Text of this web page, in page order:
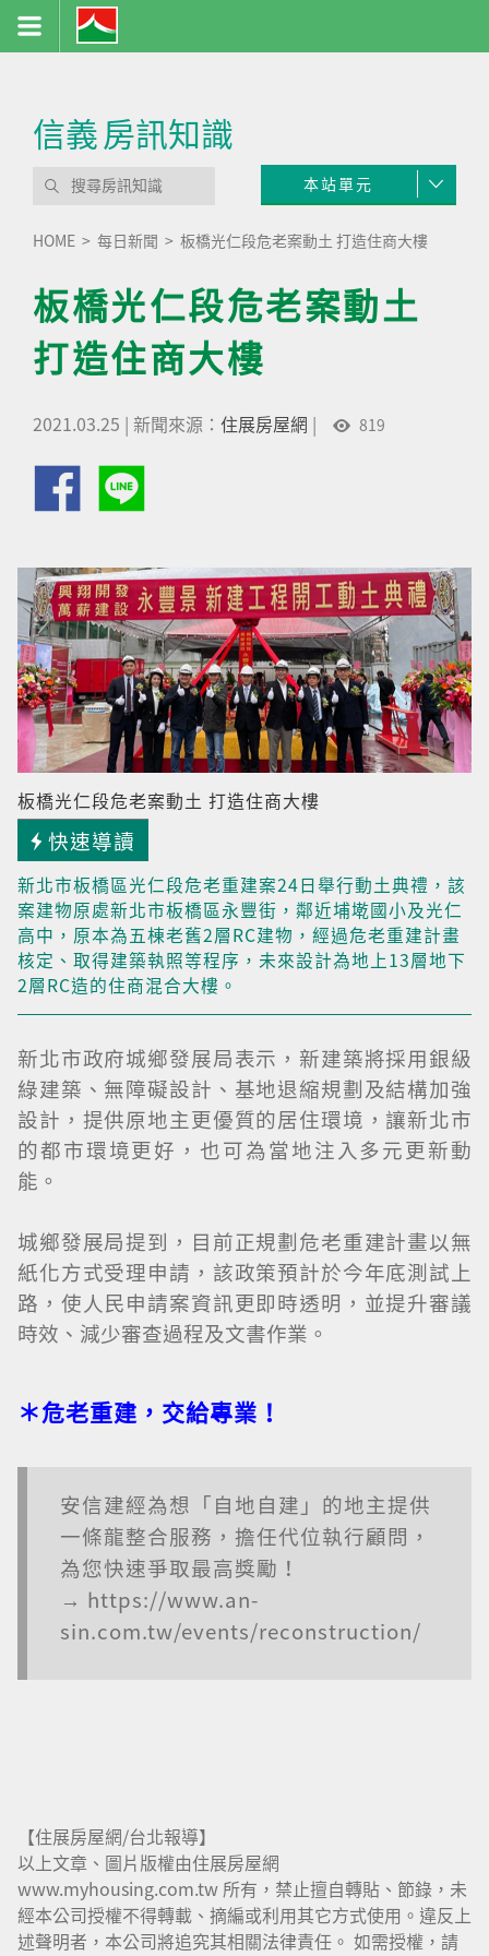
信義房訊知識
本站單元
HOME 每日新聞 板橋光仁段危老案動土 打造住商大樓
板橋光仁段危老案動土
打造住商大樓
2021.03.25 | 新聞來源： 住展房屋網 | 819
板橋光仁段危老案動土 打造住商大樓
快速導讀
新北市板橋區光仁段危老重建案24日舉行動土典禮，該
案建物原處新北市板橋區永豐街，鄰近埔墘國小及光仁
高中，原本為五棟老舊2層RC建物，經過危老重建計畫
核定、取得建築執照等程序，未來設計為地上13層地下
2層RC造的住商混合大樓。
新北市政府城鄉發展局表示，新建築將採用銀級
綠建築、無障礙設計、基地退縮規劃及結構加強
設計，提供原地主更優質的居住環境，讓新北市
的都市環境更好，也可為當地注入多元更新動
能。
城鄉發展局提到，目前正規劃危老重建計畫以無
紙化方式受理申請，該政策預計於今年底測試上
路，使人民申請案資訊更即時透明，並提升審議
時效、減少審查過程及文書作業。
＊危老重建，交給專業！
安信建經為想「自地自建」的地主提供
一條龍整合服務，擔任代位執行顧問，
為您快速爭取最高獎勵！
→ https://www.an-
sin.com.tw/events/reconstruction/
【住展房屋網/台北報導】
以上文章、圖片版權由住展房屋網
www.myhousing.com.tw 所有，禁止擅自轉貼、節錄，未
經本公司授權不得轉載、摘編或利用其它方式使用。違反上
述聲明者，本公司將追究其相關法律責任。 如需授權，請